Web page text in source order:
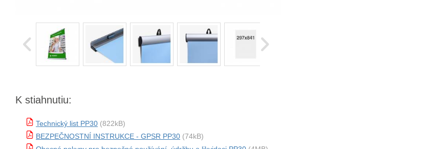
K stiahnutiu:
Technický list PP30 (822kB)
BEZPEČNOSTNÍ INSTRUKCE - GPSR PP30 (74kB)